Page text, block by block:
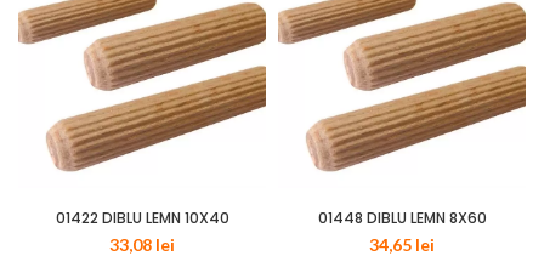
01422 DIBLU LEMN 10X40
33,08 lei
01448 DIBLU LEMN 8X60
34,65 lei